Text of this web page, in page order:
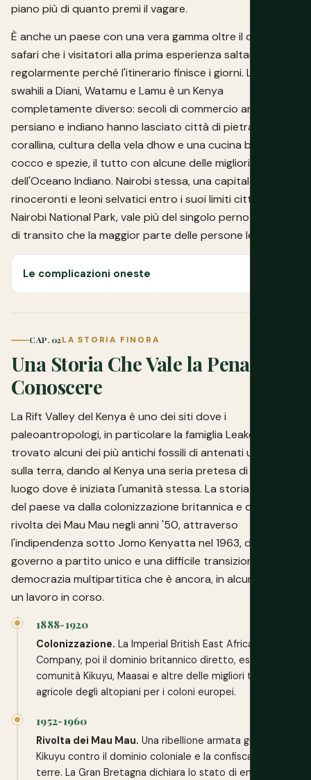
piano più di quanto premi il vagare.
È anche un paese con una vera gamma oltre il circuito
safari che i visitatori alla prima esperienza saltano
regolarmente perché l'itinerario finisce i giorni. La costa
swahili a Diani, Watamu e Lamu è un Kenya
completamente diverso: secoli di commercio arabo,
persiano e indiano hanno lasciato città di pietra
corallina, cultura della vela dhow e una cucina basata su
cocco e spezie, il tutto con alcune delle migliori spiagge
dell'Oceano Indiano. Nairobi stessa, una capitale con
rinoceronti e leoni selvatici entro i suoi limiti cittadini al
Nairobi National Park, vale più del singolo pernottamento
di transito che la maggior parte delle persone le dedica.
Le complicazioni oneste
CAP. 02LA STORIA FINORA
Una Storia Che Vale la Pena
Conoscere
La Rift Valley del Kenya è uno dei siti dove i
paleoantropologi, in particolare la famiglia Leakey, hanno
trovato alcuni dei più antichi fossili di antenati umani
sulla terra, dando al Kenya una seria pretesa di essere il
luogo dove è iniziata l'umanità stessa. La storia moderna
del paese va dalla colonizzazione britannica e dalla
rivolta dei Mau Mau negli anni '50, attraverso
l'indipendenza sotto Jomo Kenyatta nel 1963, decenni di
governo a partito unico e una difficile transizione alla
democrazia multipartitica che è ancora, in alcuni luoghi,
un lavoro in corso.
1888-1920
Colonizzazione. La Imperial British East Africa
Company, poi il dominio britannico diretto, espropria le
comunità Kikuyu, Maasai e altre delle migliori terre
agricole degli altopiani per i coloni europei.
1952-1960
Rivolta dei Mau Mau. Una ribellione armata guidata dai
Kikuyu contro il dominio coloniale e la confisca delle
terre. La Gran Bretagna dichiara lo stato di emergenza;